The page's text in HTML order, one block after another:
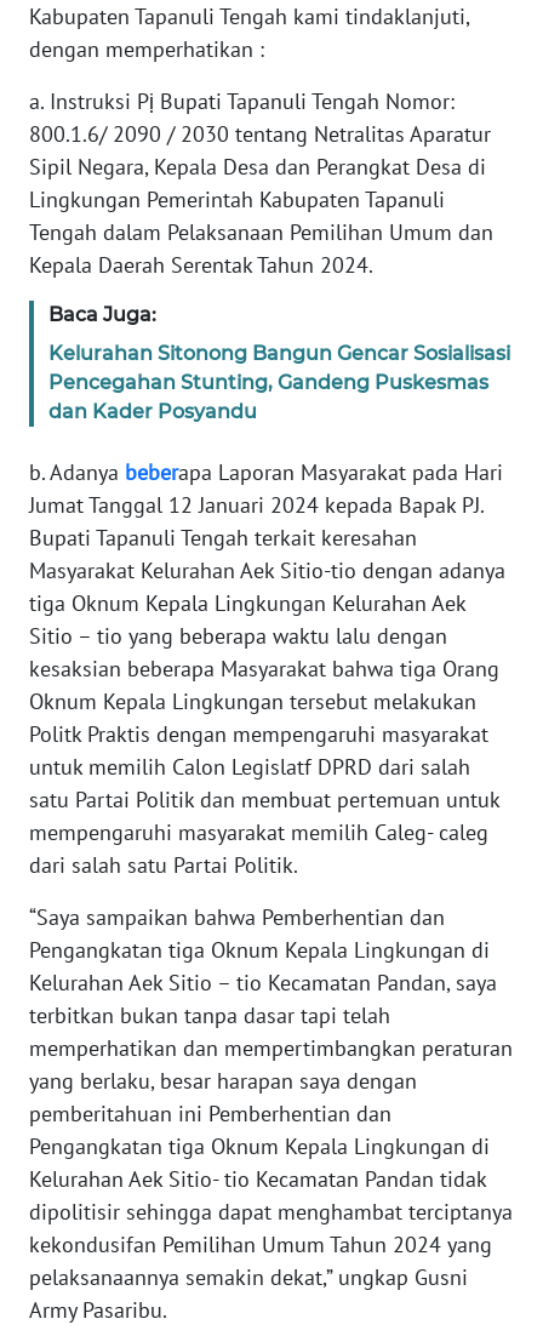
Kabupaten Tapanuli Tengah kami tindaklanjuti,
dengan memperhatikan :
a. Instruksi Pị Bupati Tapanuli Tengah Nomor:
800.1.6/ 2090 / 2030 tentang Netralitas Aparatur
Sipil Negara, Kepala Desa dan Perangkat Desa di
Lingkungan Pemerintah Kabupaten Tapanuli
Tengah dalam Pelaksanaan Pemilihan Umum dan
Kepala Daerah Serentak Tahun 2024.
Baca Juga:
Kelurahan Sitonong Bangun Gencar Sosialisasi
Pencegahan Stunting, Gandeng Puskesmas
dan Kader Posyandu
b. Adanya beberapa Laporan Masyarakat pada Hari
Jumat Tanggal 12 Januari 2024 kepada Bapak PJ.
Bupati Tapanuli Tengah terkait keresahan
Masyarakat Kelurahan Aek Sitio-tio dengan adanya
tiga Oknum Kepala Lingkungan Kelurahan Aek
Sitio – tio yang beberapa waktu lalu dengan
kesaksian beberapa Masyarakat bahwa tiga Orang
Oknum Kepala Lingkungan tersebut melakukan
Politk Praktis dengan mempengaruhi masyarakat
untuk memilih Calon Legislatf DPRD dari salah
satu Partai Politik dan membuat pertemuan untuk
mempengaruhi masyarakat memilih Caleg- caleg
dari salah satu Partai Politik.
“Saya sampaikan bahwa Pemberhentian dan
Pengangkatan tiga Oknum Kepala Lingkungan di
Kelurahan Aek Sitio – tio Kecamatan Pandan, saya
terbitkan bukan tanpa dasar tapi telah
memperhatikan dan mempertimbangkan peraturan
yang berlaku, besar harapan saya dengan
pemberitahuan ini Pemberhentian dan
Pengangkatan tiga Oknum Kepala Lingkungan di
Kelurahan Aek Sitio- tio Kecamatan Pandan tidak
dipolitisir sehingga dapat menghambat terciptanya
kekondusifan Pemilihan Umum Tahun 2024 yang
pelaksanaannya semakin dekat,” ungkap Gusni
Army Pasaribu.
NTB
WN
SULTENG
WN
SULBAR
WN
WN
SUMBAR
WN
SUMSEL
WN
BENGKULU
WN
LAMPUNG
JATENG
WN
NUSANTARA
WN
JOGJA
WN
JATIM
WN
WN
KALBAR
WN
KALTENG